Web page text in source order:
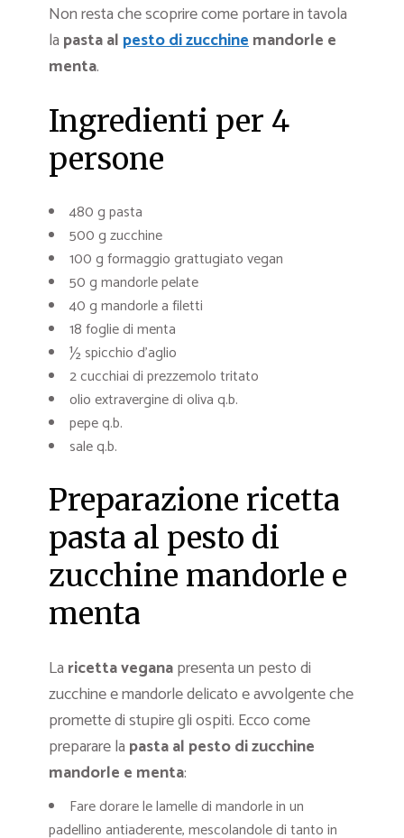
Non resta che scoprire come portare in tavola
la pasta al pesto di zucchinemandorle e
menta.
Ingredienti per 4
persone
480 g pasta
500 g zucchine
100 g formaggio grattugiato vegan
50 g mandorle pelate
40 g mandorle a filetti
18 foglie di menta
½ spicchio d’aglio
2 cucchiai di prezzemolo tritato
olio extravergine di oliva q.b.
pepe q.b.
sale q.b.
Preparazione ricetta
pasta al pesto di
zucchine mandorle e
menta
La ricetta veganapresenta un pesto di
zucchine e mandorle delicato e avvolgente che
promette di stupire gli ospiti. Ecco come
preparare la pasta al pesto di zucchine
mandorle e menta:
Fare dorare le lamelle di mandorle in un
padellino antiaderente, mescolandole di tanto in